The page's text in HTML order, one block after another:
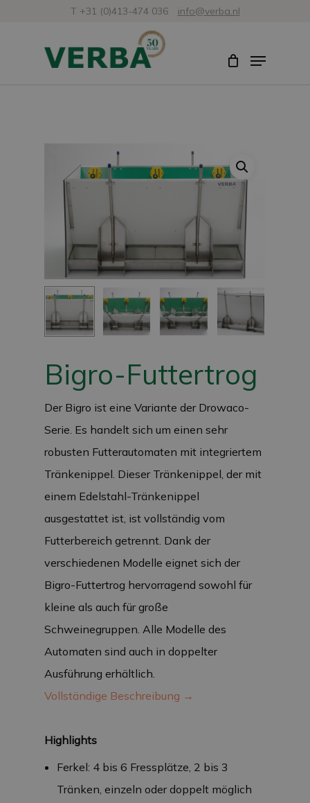
T +31 (0)413-474 036 info@verba.nl
Menü
Bigro-Futtertrog
Der Bigro ist eine Variante der Drowaco-
Serie. Es handelt sich um einen sehr
robusten Futterautomaten mit integriertem
Tränkenippel. Dieser Tränkenippel, der mit
einem Edelstahl-Tränkenippel
ausgestattet ist, ist vollständig vom
Futterbereich getrennt. Dank der
verschiedenen Modelle eignet sich der
Bigro-Futtertrog hervorragend sowohl für
kleine als auch für große
Schweinegruppen. Alle Modelle des
Automaten sind auch in doppelter
Ausführung erhältlich.
Vollständige Beschreibung →
Highlights
Ferkel: 4 bis 6 Fressplätze, 2 bis 3
Tränken, einzeln oder doppelt möglich